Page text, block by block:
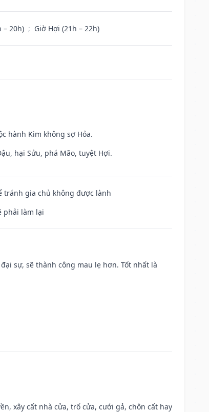
– 20h) ; Giờ Hợi (21h – 22h)
hành Kim không sợ Hỏa.
hại Sửu, phá Mão, tuyệt Hợi.
tránh gia chủ không được lành
phải làm lại
sự, sẽ thành công mau lẹ hơn. Tốt nhất là
xây cất nhà cửa, trổ cửa, cưới gả, chôn cất hay